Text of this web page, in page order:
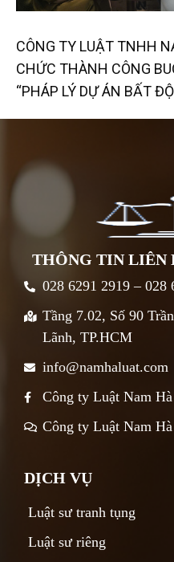
CÔNG TY LUẬT TNHH
CHỨC THÀNH CÔNG
“PHÁP LÝ DỰ ÁN BẤT
THÔNG TIN LIÊN
028 6291 2919 – 028
Tầng 7.02, Số 90
Lãnh, TP.HCM
info@namhaluat.com
Công ty Luật Nam
Công ty Luật Nam
DỊCH VỤ
Luật sư tranh tụng
Luật sư riêng